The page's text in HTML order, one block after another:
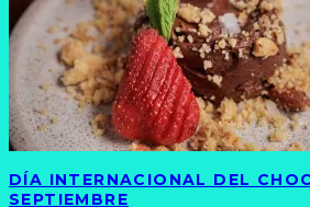
DÍA INTERNACIONAL DEL
SEPTIEMBRE